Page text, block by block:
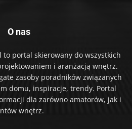
O nas
portal skierowany do wszystkich
i aranżacją wnętrz.
zasoby poradników związanych
domu, inspiracje, trendy. Portal
dla zarówno amatorów, jak i
wnętrz.